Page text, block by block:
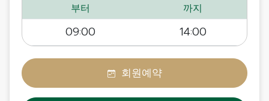
부터 까지
09:00 14:00
회원예약